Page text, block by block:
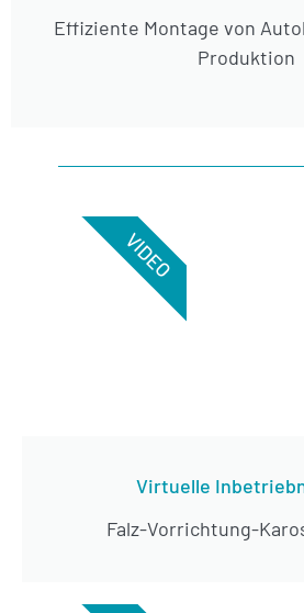
Effiziente Montage von
Produktion
Virtuelle
Falz-Vorrichtung-
VIDEO